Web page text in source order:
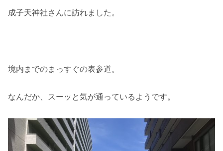
成子天神社さんに訪れました。
境内までのまっすぐの表参道。
なんだか、スーッと気が通っているようです。